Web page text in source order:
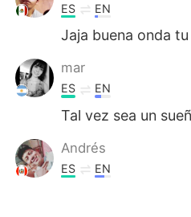
ES EN
Jaja buena onda
mar
ES EN
Tal vez sea un
Andrés
ES EN